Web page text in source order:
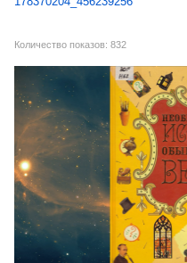
Количество показов: 832